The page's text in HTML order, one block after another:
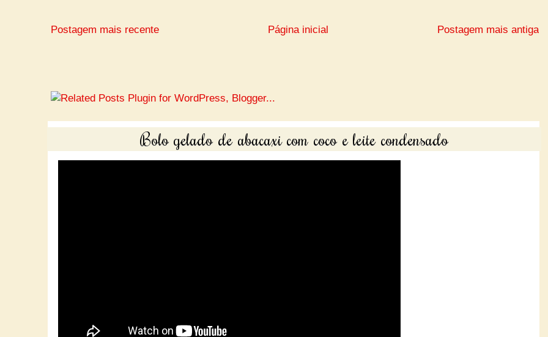
Postagem mais recente Postagem mais antiga
Página inicial
Bolo gelado de abacaxi com coco e leite condensado